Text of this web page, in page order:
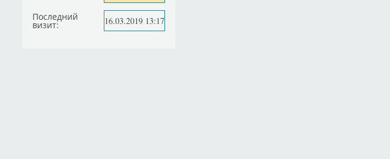
Последний
визит: 16.03.2019 13:17